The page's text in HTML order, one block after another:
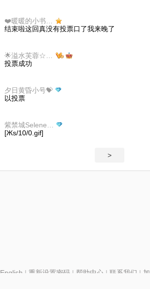
结束啦这回真没有投票口了我来晚了
投票成功
夕日黄昏小号💝
以投票
[Жs/10/0.gif]
>
English | 重新设置密码| 帮助中心 | 联系我们 |